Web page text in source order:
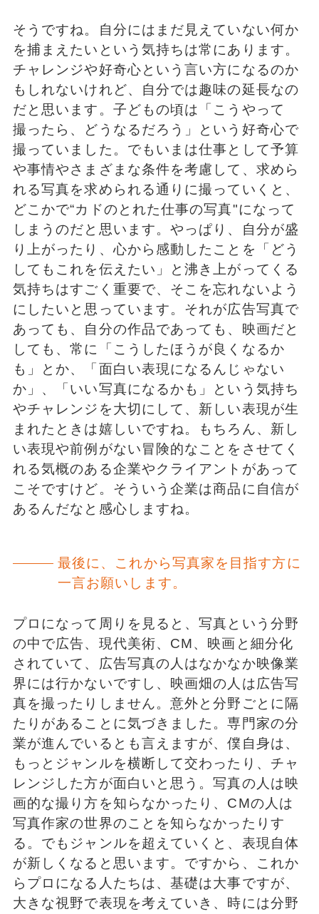
そうですね。自分にはまだ見えていない何か
を捕まえたいという気持ちは常にあります。
チャレンジや好奇心という言い方になるのか
もしれないけれど、自分では趣味の延長なの
だと思います。子どもの頃は「こうやって
撮ったら、どうなるだろう」という好奇心で
撮っていました。でもいまは仕事として予算
や事情やさまざまな条件を考慮して、求めら
れる写真を求められる通りに撮っていくと、
どこかで“カドのとれた仕事の写真"になって
しまうのだと思います。やっぱり、自分が盛
り上がったり、心から感動したことを「どう
してもこれを伝えたい」と沸き上がってくる
気持ちはすごく重要で、そこを忘れないよう
にしたいと思っています。それが広告写真で
あっても、自分の作品であっても、映画だと
しても、常に「こうしたほうが良くなるか
も」とか、「面白い表現になるんじゃない
か」、「いい写真になるかも」という気持ち
やチャレンジを大切にして、新しい表現が生
まれたときは嬉しいですね。もちろん、新し
い表現や前例がない冒険的なことをさせてく
れる気概のある企業やクライアントがあって
こそですけど。そういう企業は商品に自信が
あるんだなと感心しますね。
最後に、これから写真家を目指す方に
一言お願いします。
プロになって周りを見ると、写真という分野
の中で広告、現代美術、CM、映画と細分化
されていて、広告写真の人はなかなか映像業
界には行かないですし、映画畑の人は広告写
真を撮ったりしません。意外と分野ごとに隔
たりがあることに気づきました。専門家の分
業が進んでいるとも言えますが、僕自身は、
もっとジャンルを横断して交わったり、チャ
レンジした方が面白いと思う。写真の人は映
画的な撮り方を知らなかったり、CMの人は
写真作家の世界のことを知らなかったりす
る。でもジャンルを超えていくと、表現自体
が新しくなると思います。ですから、これか
らプロになる人たちは、基礎は大事ですが、
大きな視野で表現を考えていき、時には分野